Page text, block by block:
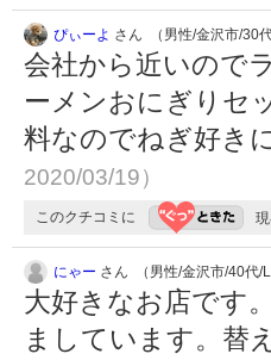
ぴぃーよ さん （男性/金沢市/30代
会社から近いので
ーメンおにぎりセ
料なのでねぎ好き
2020/03/19）
このクチコミに 現
にゃー さん （男性/金沢市/40代/
大好きなお店です
ましています。替